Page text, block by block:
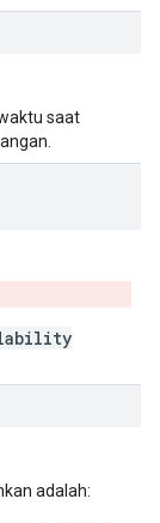
saat
adalah: